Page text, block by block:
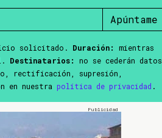
Apúntame
solicitado. Duración:
mientras
Destinatarios:
no se cederán datos
rectificación, supresión,
en nuestra política de privacidad .